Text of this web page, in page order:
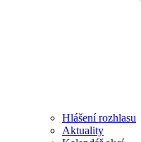
Hlášení rozhlasu
Aktuality